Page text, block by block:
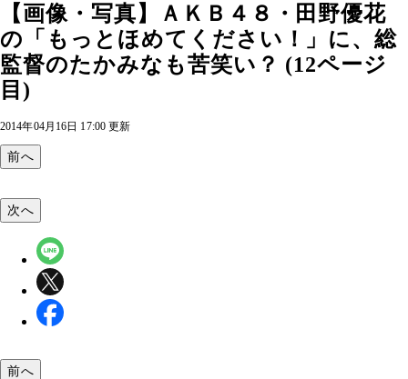
【画像・写真】ＡＫＢ４８・田野優花
の「もっとほめてください！」に、総
監督のたかみなも苦笑い？ (12ページ
目)
2014年04月16日 17:00 更新
前へ
次へ
前へ